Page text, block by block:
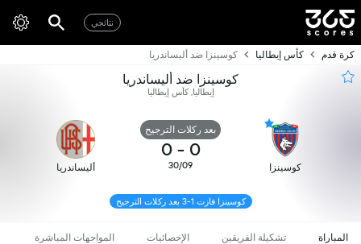
نتائجي
كرة قدم كأس إيطاليا كوسينزا ضد أليساندريا
كوسينزا ضد أليساندريا
إيطاليا, كأس إيطاليا
كوسينزا
بعد ركلات الترجيح
0
-
0
30/09 أليساندريا
كوسينزا فازت 1-3 بعد ركلات الترجيح
المباراة تشكيلة الفريقين الإحصائيات المواجهات المباشرة